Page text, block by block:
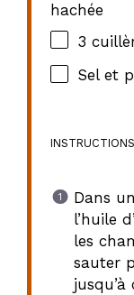
hachée
3
Sel et
INSTRUCTIONS
Dans
l’huile
les
sauter